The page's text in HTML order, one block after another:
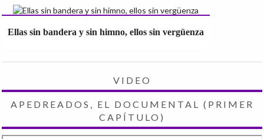
Ellas sin bandera y sin himno, ellos sin vergüenza
VIDEO
APEDREADOS, EL DOCUMENTAL (PRIMER
CAPÍTULO)